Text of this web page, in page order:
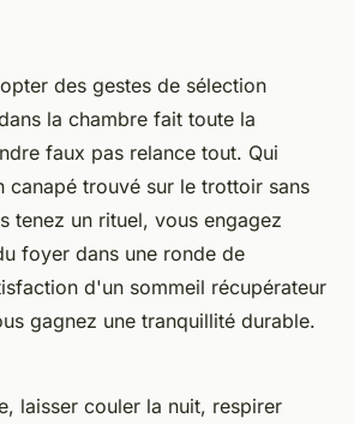
des gestes de sélection
la chambre fait toute la
faux pas relance tout. Qui
canapé trouvé sur le trottoir sans
tenez un rituel, vous engagez
foyer dans une ronde de
d'un sommeil récupérateur
gagnez une tranquillité durable.
laisser couler la nuit, respirer